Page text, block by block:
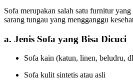
Sofa merupakan salah satu furnitur
sarang tungau yang mengganggu
a. Jenis Sofa yang Bisa Dicuci
Sofa kain (katun, linen, beludru,
Sofa kulit sintetis atau asli